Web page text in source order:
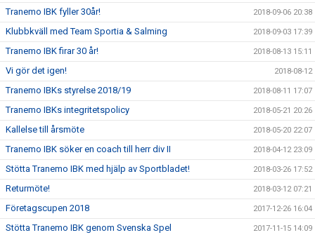
Tranemo IBK fyller 30år! 2018-09-06 20:38
Klubbkväll med Team Sportia & Salming 2018-09-03 17:39
Tranemo IBK firar 30 år! 2018-08-13 15:11
Vi gör det igen! 2018-08-12
Tranemo IBKs styrelse 2018/19 2018-08-11 17:07
Tranemo IBKs integritetspolicy 2018-05-21 20:26
Kallelse till årsmöte 2018-05-20 22:07
Tranemo IBK söker en coach till herr div II 2018-04-12 23:09
Stötta Tranemo IBK med hjälp av Sportbladet! 2018-03-26 17:52
Returmöte! 2018-03-12 07:21
Företagscupen 2018 2017-12-26 16:04
Stötta Tranemo IBK genom Svenska Spel 2017-11-15 14:09